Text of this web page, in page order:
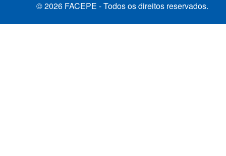
© 2026 FACEPE - Todos os direitos reservados.